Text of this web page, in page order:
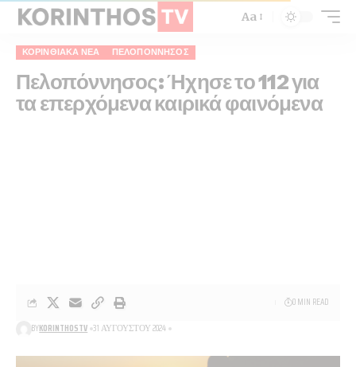
Aa
ΚΟΡΙΝΘΙΑΚΆ ΝΈΑ ΠΕΛΟΠΌΝΝΗΣΟΣ
Πελοπόννησος: Ήχησε το 112 για
τα επερχόμενα καιρικά φαινόμενα
BYKORINTHOSTV 31 ΑΥΓΟΎΣΤΟΥ 2024
0 MIN READ